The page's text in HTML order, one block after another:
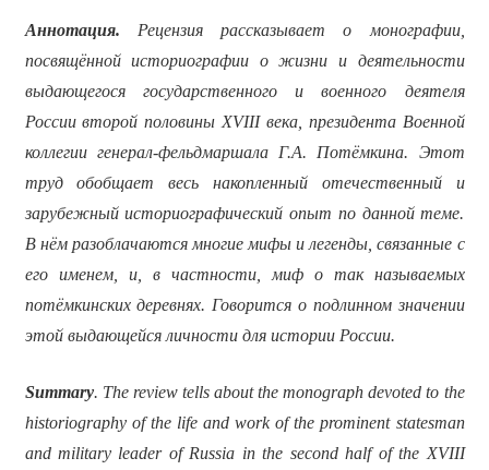
Аннотация.
Рецензия рассказывает о монографии,
посвящённой историографии о жизни и деятельности
выдающегося государственного и военного деятеля
России второй половины XVIII века, президента Военной
коллегии генерал-фельдмаршала Г.А. Потёмкина. Этот
труд обобщает весь накопленный отечественный и
зарубежный историографический опыт по данной теме.
В нём разоблачаются многие мифы и легенды, связанные с
его именем, и, в частности, миф о так называемых
потёмкинских деревнях. Говорится о подлинном значении
этой выдающейся личности для истории России.
Summary. The review tells about the monograph devoted to the
historiography of the life and work of the prominent statesman
and military leader of Russia in the second half of the XVIII